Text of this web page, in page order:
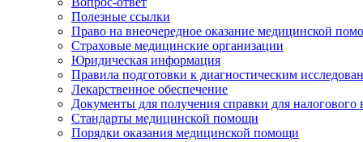
Полезные ссылки
Право на внеочередное оказание медицинской
Страховые медицинские организации
Юридическая информация
Правила подготовки к диагностическим
Лекарственное обеспечение
Документы для получения справки для налогового
Стандарты медицинской помощи
Порядки оказания медицинской помощи